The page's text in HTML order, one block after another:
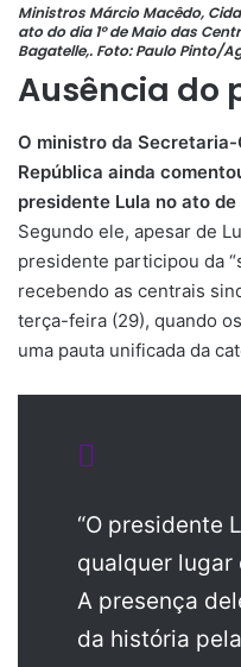
Ministros Márcio Macêdo,
ato do dia 1º de Maio das
Bagatelle,. Foto: Paulo Pinto/
Ausência do
O ministro da
República ainda
presidente Lula no ato de
Segundo ele, apesar de
presidente participou da
recebendo as centrais
terça-feira (29), quando
uma pauta unificada da
“O presidente
qualquer lugar
A presença
da história